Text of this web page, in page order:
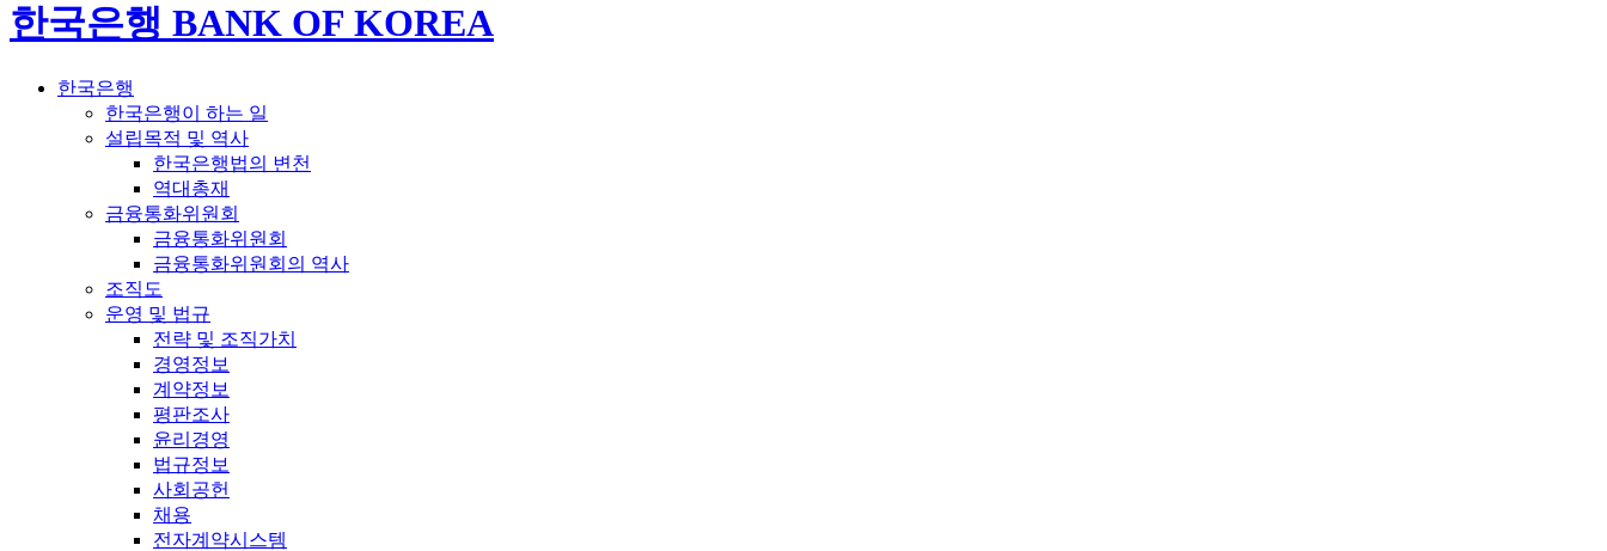
한국은행 BANK OF KOREA
한국은행
한국은행이 하는 일
설립목적 및 역사
한국은행법의 변천
역대총재
금융통화위원회
금융통화위원회
금융통화위원회의 역사
조직도
운영 및 법규
전략 및 조직가치
경영정보
계약정보
평판조사
윤리경영
법규정보
사회공헌
채용
전자계약시스템